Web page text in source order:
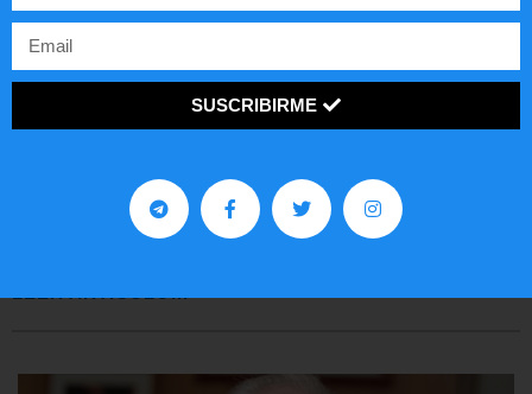
Preguntas frecuentes sobre la visa
EE.UU. 2020
LEER ARTÍCULO...
SUSCRIBIRME